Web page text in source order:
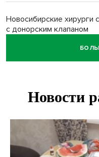
Новосибирские хирурги
с донорским клапаном